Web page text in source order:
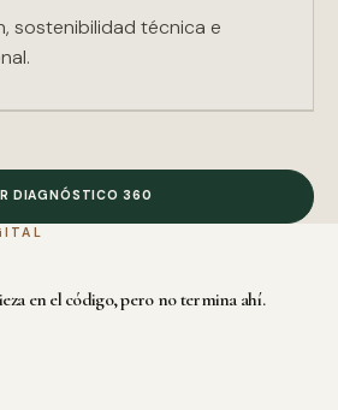
sostenibilidad técnica e
DIAGNÓSTICO 360
en el código, pero no termina ahí.